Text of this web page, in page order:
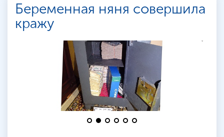
Беременная няня совершила
кражу